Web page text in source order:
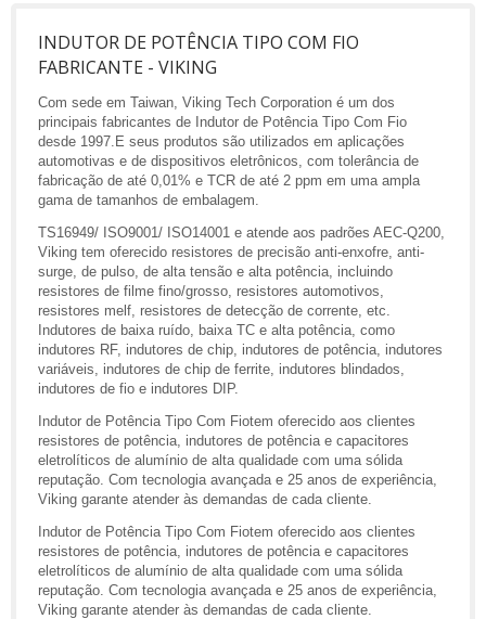
INDUTOR DE POTÊNCIA TIPO COM FIO
FABRICANTE - VIKING
Com sede em Taiwan, Viking Tech Corporation é um dos
principais fabricantes de Indutor de Potência Tipo Com Fio
desde 1997.E seus produtos são utilizados em aplicações
automotivas e de dispositivos eletrônicos, com tolerância de
fabricação de até 0,01% e TCR de até 2 ppm em uma ampla
gama de tamanhos de embalagem.
TS16949/ ISO9001/ ISO14001 e atende aos padrões AEC-Q200,
Viking tem oferecido resistores de precisão anti-enxofre, anti-
surge, de pulso, de alta tensão e alta potência, incluindo
resistores de filme fino/grosso, resistores automotivos,
resistores melf, resistores de detecção de corrente, etc.
Indutores de baixa ruído, baixa TC e alta potência, como
indutores RF, indutores de chip, indutores de potência, indutores
variáveis, indutores de chip de ferrite, indutores blindados,
indutores de fio e indutores DIP.
Indutor de Potência Tipo Com Fiotem oferecido aos clientes
resistores de potência, indutores de potência e capacitores
eletrolíticos de alumínio de alta qualidade com uma sólida
reputação. Com tecnologia avançada e 25 anos de experiência,
Viking garante atender às demandas de cada cliente.
Indutor de Potência Tipo Com Fiotem oferecido aos clientes
resistores de potência, indutores de potência e capacitores
eletrolíticos de alumínio de alta qualidade com uma sólida
reputação. Com tecnologia avançada e 25 anos de experiência,
Viking garante atender às demandas de cada cliente.